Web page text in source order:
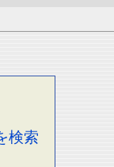
検索